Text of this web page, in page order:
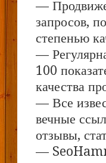
—
запросов,
степенью
—
100
качества
— Все
вечные
отзывы,
—